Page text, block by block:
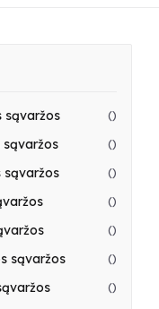
sąvaržos ()
sąvaržos ()
sąvaržos ()
()
()
sąvaržos ()
()